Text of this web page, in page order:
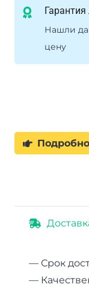
2.0
Нашли
цену
— Срок
—